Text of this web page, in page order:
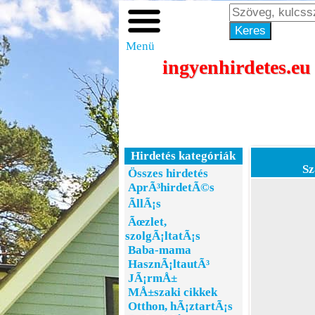
Menü
Hirdetés kategóriák
Összes hirdetés
AprÃ³hirdetÃ©s
ÃllÃ¡s
Ãœzlet,
szolgÃ¡ltatÃ¡s
Baba-mama
HasznÃ¡ltautÃ³
JÃ¡rmÅ±
MÅ±szaki cikkek
Otthon, hÃ¡ztartÃ¡s